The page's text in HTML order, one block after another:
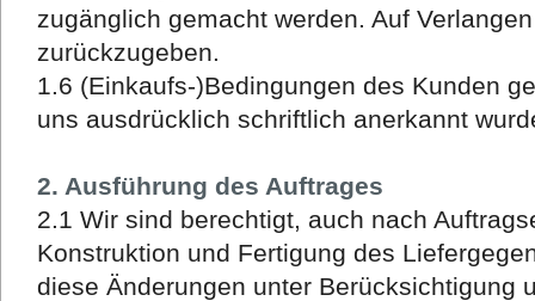
zugänglich gemacht werden. Auf
zurückzugeben.
1.6 (Einkaufs-)Bedingungen des Kunden
uns ausdrücklich schriftlich anerkannt
2. Ausführung des Auftrages
2.1 Wir sind berechtigt, auch nach
Konstruktion und Fertigung des
diese Änderungen unter Berücksichtigung